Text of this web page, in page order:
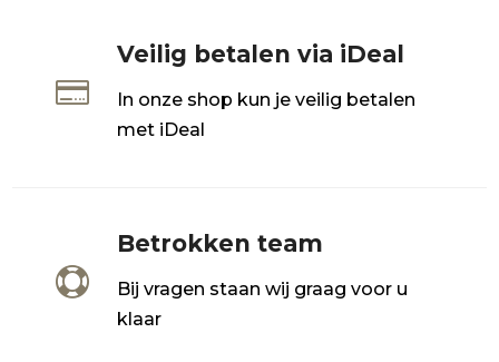

Veilig betalen via iDeal
In onze shop kun je veilig betalen
met iDeal

Betrokken team
Bij vragen staan wij graag voor u
klaar